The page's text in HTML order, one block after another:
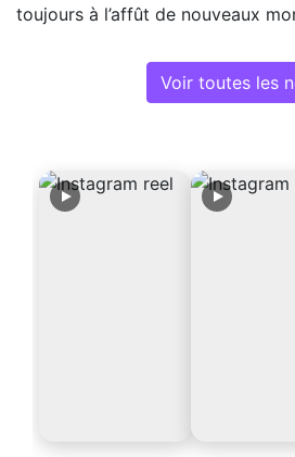
toujours à l’affût de nouveaux
Voir toutes les